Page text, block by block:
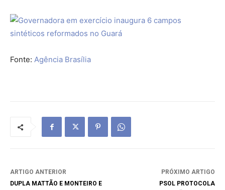
Fonte: Agência Brasília
ARTIGO ANTERIOR
DUPLA MATTÃO E MONTEIRO E
PRÓXIMO ARTIGO
PSOL PROTOCOLA